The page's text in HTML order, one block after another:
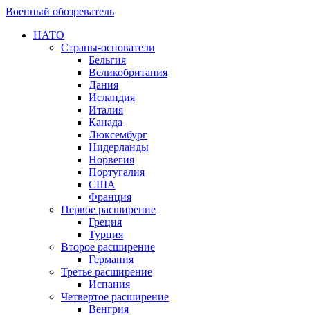
Военный обозреватель
НАТО
Страны-основатели
Бельгия
Великобритания
Дания
Исландия
Италия
Канада
Люксембург
Нидерланды
Норвегия
Португалия
США
Франция
Первое расширение
Греция
Турция
Второе расширение
Германия
Третье расширение
Испания
Четвертое расширение
Венгрия